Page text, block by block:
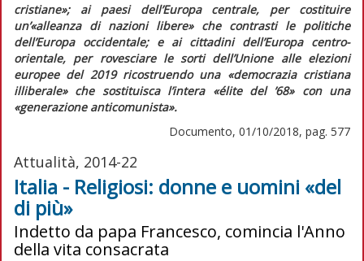
cristiane»;ai paesi dell’Europa centrale, per costituire
un’«alleanza di nazioni libere»che contrasti le politiche
dell’Europa occidentale; e ai cittadini dell’Europa centro-
orientale, per rovesciare le sorti dell’Unione alle elezioni
europee del 2019 ricostruendo una «democrazia cristiana
illiberale» che sostituisca l’intera «élite del ’68»con una
«generazione anticomunista».
Documento, 01/10/2018, pag. 577
Attualità, 2014-22
Italia - Religiosi: donne e uomini «del
di più»
Indetto da papa Francesco, comincia l'Anno
della vita consacrata